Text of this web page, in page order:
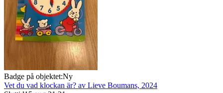
Badge på objektet:Ny
Vet du vad klockan är? av Lieve Boumans, 2024